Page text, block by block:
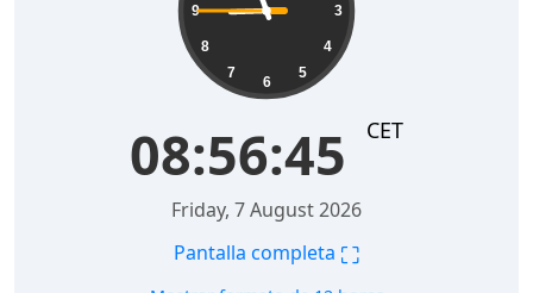
3
4
5
6
7
8
9
08:56:46 CET
Friday, 7 August 2026
Pantalla completa ⛶